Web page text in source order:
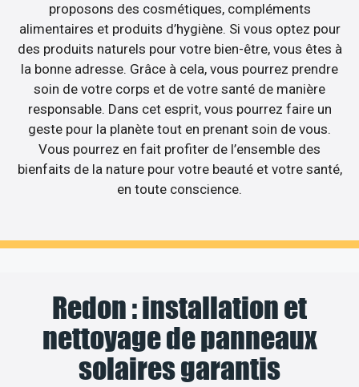
proposons des cosmétiques, compléments
alimentaires et produits d’hygiène. Si vous optez pour
des produits naturels pour votre bien-être, vous êtes à
la bonne adresse. Grâce à cela, vous pourrez prendre
soin de votre corps et de votre santé de manière
responsable. Dans cet esprit, vous pourrez faire un
geste pour la planète tout en prenant soin de vous.
Vous pourrez en fait profiter de l’ensemble des
bienfaits de la nature pour votre beauté et votre santé,
en toute conscience.
Redon : installation et
nettoyage de panneaux
solaires garantis